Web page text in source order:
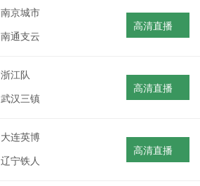
南京城市
南通支云
高清直播
浙江队
武汉三镇
高清直播
大连英博
辽宁铁人
高清直播